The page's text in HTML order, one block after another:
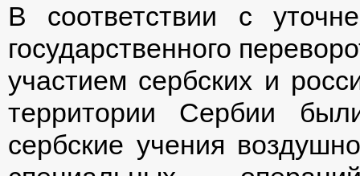
В соответствии с
государственного
участием сербских и
территории Сербии
сербские учения